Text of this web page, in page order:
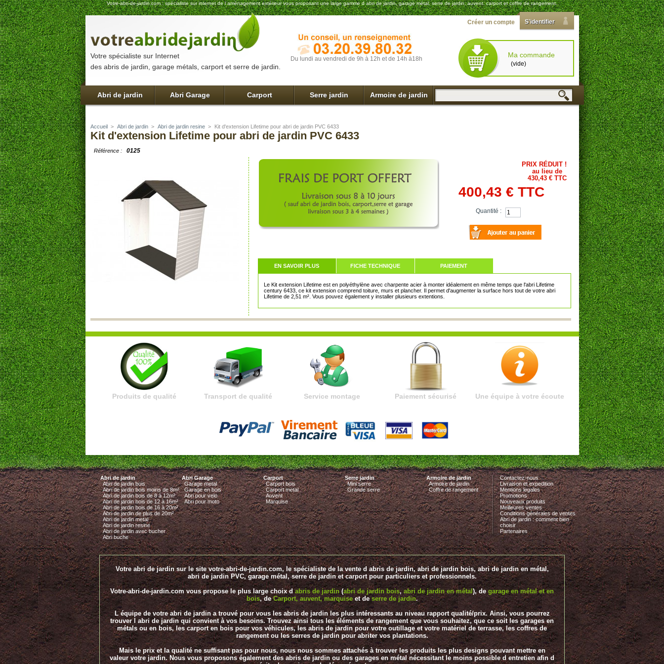
Votre-abri-de-jardin.com : spécialiste sur internet de l aménagement extérieur vous proposant une large gamme d abri de jardin, garage métal, serre de jardin, auvent, carport et coffre de rangement.
Créer un compte S'identifier
Abri de jardin Abri Garage Carport Serre jardin Armoire de jardin
Ma commande
(vide)
Du lundi au vendredi de 9h à 12h et de 14h à18h
Votre spécialiste sur Internet
des abris de jardin, garage métals, carport et serre de jardin.
Accueil > Abri de jardin > Abri de jardin resine > Kit d'extension Lifetime pour abri de jardin PVC 6433
Kit d'extension Lifetime pour abri de jardin PVC 6433
Référence :
0125
PRIX RÉDUIT !
au lieu de
430,43 € TTC
400,43 € TTC
Quantité :
EN SAVOIR PLUS FICHE TECHNIQUE PAIEMENT
Le Kit extension Lifetime est en polyéthylène avec charpente acier à monter idéalement en même temps que l'abri Lifetime
century 6433, ce kit extension comprend toiture, murs et plancher. Il permet d'augmenter la surface hors tout de votre abri
Lifetime de 2,51 m². Vous pouvez également y installer plusieurs extentions.
Produits de qualité Transport de qualité Service montage Paiement sécurisé Une équipe à votre écoute
Contactez-nous
Livraison et expedition
Mentions legales
Promotions
Nouveaux produits
Meilleures ventes
Conditions générales de ventes
Abri de jardin : comment bien
choisir
Partenaires
Abri de jardin
Abri de jardin bois
Abri de jardin bois moins de 8m²
Abri de jardin bois de 8 à 12m²
Abri de jardin bois de 12 à 16m²
Abri de jardin bois de 16 à 20m²
Abri de jardin de plus de 20m²
Abri de jardin metal
Abri de jardin resine
Abri de jardin avec bucher
Abri buche
Abri Garage
Garage metal
Garage en bois
Abri pour velo
Abri pour moto
Carport
Carport bois
Carport metal
Auvent
Marquise
Serre jardin
Mini serre
Grande serre
Armoire de jardin
Armoire de jardin
Coffre de rangement
Votre abri de jardin sur le site votre-abri-de-jardin.com, le spécialiste de la vente d abris de jardin, abri de jardin bois, abri de jardin en métal,
abri de jardin PVC, garage métal, serre de jardin et carport pour particuliers et professionnels.
Votre-abri-de-jardin.com vous propose le plus large choix dabris de jardin (abri de jardin bois, abri de jardin en métal), de garage en métal et en
bois, deCarport, auvent, marquiseet deserre de jardin.
L équipe de votre abri de jardin a trouvé pour vous les abris de jardin les plus intéressants au niveau rapport qualité/prix. Ainsi, vous pourrez
trouver l abri de jardin qui convient à vos besoins. Trouvez ainsi tous les éléments de rangement que vous souhaitez, que ce soit les garages en
métals ou en bois, les carport en bois pour vos véhicules, les abris de jardin pour votre outillage et votre matériel de terrasse, les coffres de
rangement ou les serres de jardin pour abriter vos plantations.
Mais le prix et la qualité ne suffisant pas pour nous, nous nous sommes attachés à trouver les produits les plus designs pouvant mettre en
valeur votre jardin. Nous vous proposons également des abris de jardin ou des garages en métal nécessitant le moins possible d entretien afin d